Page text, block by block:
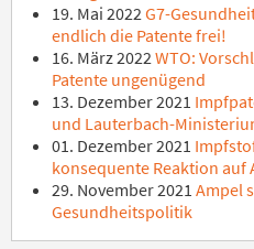
19. Mai 2022 G7-
endlich die Patente frei!
16. März 2022 WTO:
Patente ungenügend
13. Dezember 2021
und Lauterbach-
01. Dezember 2021
konsequente Reaktion auf
29. November 2021 Ampel
Gesundheitspolitik